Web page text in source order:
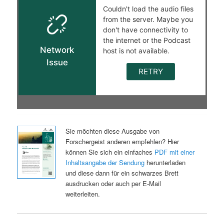
Sie möchten diese Ausgabe von
Forschergeist anderen empfehlen? Hier
können Sie sich ein einfaches PDF mit einer
Inhaltsangabe der Sendungherunterladen
und diese dann für ein schwarzes Brett
ausdrucken oder auch per E-Mail
weiterleiten.